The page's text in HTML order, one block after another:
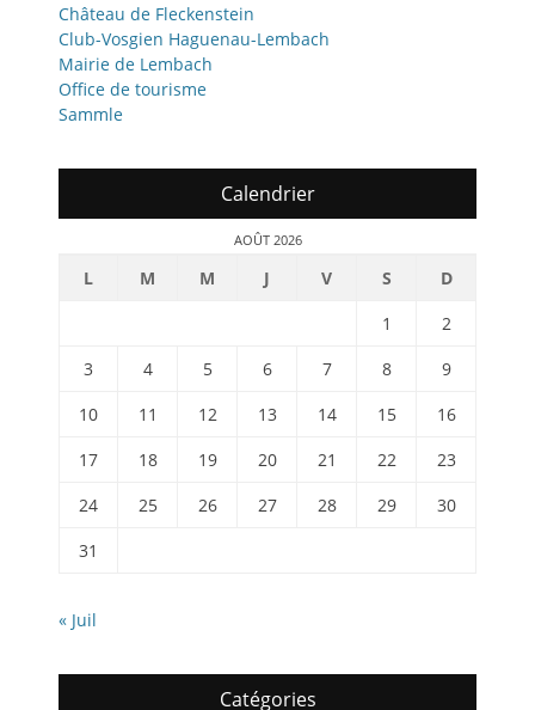
Château de Fleckenstein
Club-Vosgien Haguenau-Lembach
Mairie de Lembach
Office de tourisme
Sammle
Calendrier
AOÛT 2026
L M M J V S
D
1
2
3
4 5 6 7 8
9
10
11 12 13 14 15
16
17
18 19 20 21 22
23
24
25 26 27 28 29
30
31
« Juil
Catégories